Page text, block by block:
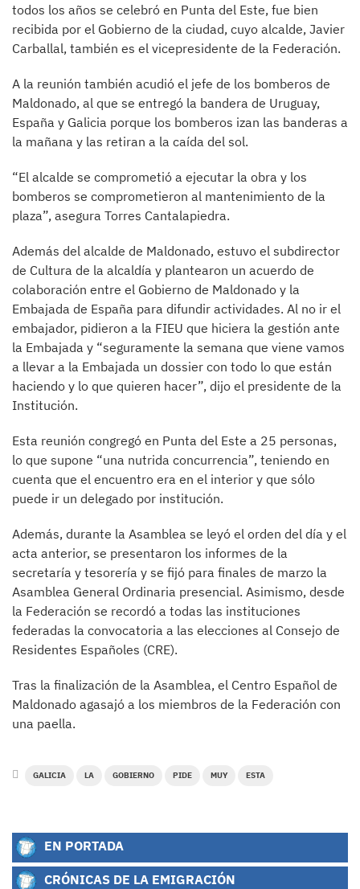
todos los años se celebró en Punta del Este, fue bien
recibida por el Gobierno de la ciudad, cuyo alcalde, Javier
Carballal, también es el vicepresidente de la Federación.
A la reunión también acudió el jefe de los bomberos de
Maldonado, al que se entregó la bandera de Uruguay,
España y Galicia porque los bomberos izan las banderas a
la mañana y las retiran a la caída del sol.
“El alcalde se comprometió a ejecutar la obra y los
bomberos se comprometieron al mantenimiento de la
plaza”, asegura Torres Cantalapiedra.
Además del alcalde de Maldonado, estuvo el subdirector
de Cultura de la alcaldía y plantearon un acuerdo de
colaboración entre el Gobierno de Maldonado y la
Embajada de España para difundir actividades. Al no ir el
embajador, pidieron a la FIEU que hiciera la gestión ante
la Embajada y “seguramente la semana que viene vamos
a llevar a la Embajada un dossier con todo lo que están
haciendo y lo que quieren hacer”, dijo el presidente de la
Institución.
Esta reunión congregó en Punta del Este a 25 personas,
lo que supone “una nutrida concurrencia”, teniendo en
cuenta que el encuentro era en el interior y que sólo
puede ir un delegado por institución.
Además, durante la Asamblea se leyó el orden del día y el
acta anterior, se presentaron los informes de la
secretaría y tesorería y se fijó para finales de marzo la
Asamblea General Ordinaria presencial. Asimismo, desde
la Federación se recordó a todas las instituciones
federadas la convocatoria a las elecciones al Consejo de
Residentes Españoles (CRE).
Tras la finalización de la Asamblea, el Centro Español de
Maldonado agasajó a los miembros de la Federación con
una paella.
GALICIA LA GOBIERNO PIDE MUY ESTA
EN PORTADA
CRÓNICAS DE LA EMIGRACIÓN